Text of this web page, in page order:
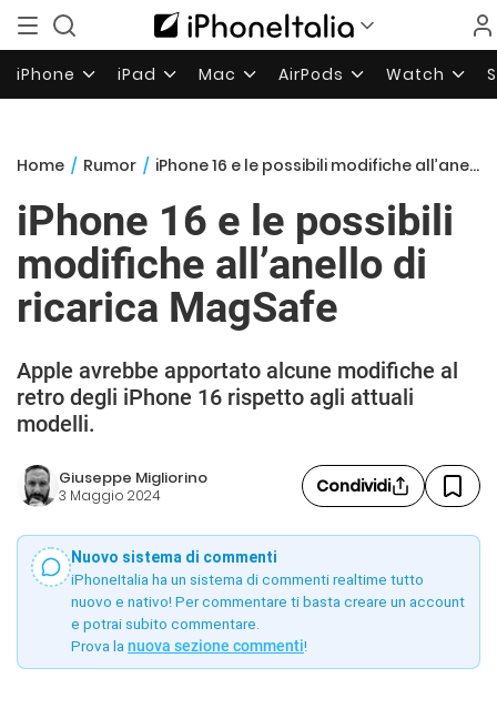
iPhone iPad Mac AirPods Watch
Home / Rumor / iPhone 16 e le possibili modifiche all’anello di ricarica MagSafe
iPhone 16 e le possibili
modifiche all’anello di
ricarica MagSafe
Apple avrebbe apportato alcune modifiche al
retro degli iPhone 16 rispetto agli attuali
modelli.
Giuseppe Migliorino
3 Maggio 2024 Condividi
Nuovo sistema di commenti
iPhoneItalia ha un sistema di commenti realtime tutto
nuovo e nativo! Per commentare ti basta creare un account
e potrai subito commentare.
Prova la nuova sezione commenti!